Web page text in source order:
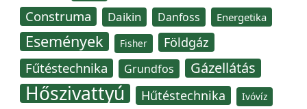
Construma Daikin Danfoss Energetika
Események Fisher Földgáz
Fűtéstechnika Grundfos Gázellátás
Hőszivattyú Hűtéstechnika Ivóvíz